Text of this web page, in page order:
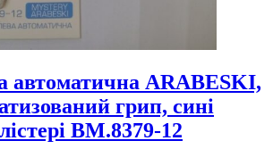
автоматична ARABESKI,
грип, сині
BM.8379-12